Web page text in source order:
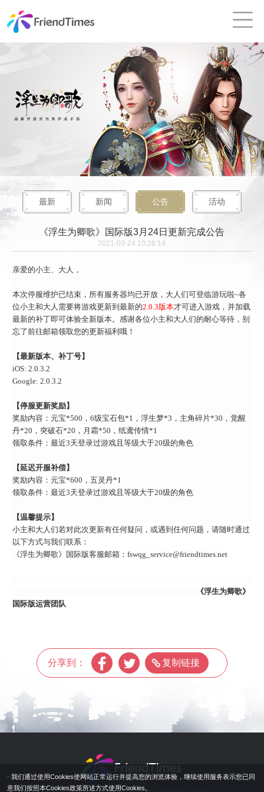
最新 新闻 公告 活动
《浮生为卿歌》国际版3月24日更新完成公告
2021-03-24 10:26:14
亲爱的小主、大人，
本次停服维护已结束，所有服务器均已开放，大人们可登临游玩啦~各
位小主和大人需要将游戏更新到最新的2.0.3版本才可进入游戏，并加载
最新的补丁即可体验全新版本。感谢各位小主和大人们的耐心等待，别
忘了前往邮箱领取您的更新福利哦！
【最新版本、补丁号】
iOS: 2.0.3.2
Google: 2.0.3.2
【停服更新奖励】
奖励内容：元宝*500，6级宝石包*1，浮生梦*3，主角碎片*30，觉醒
丹*20，突破石*20，月霜*50，纸鸢传情*1
领取条件：最近3天登录过游戏且等级大于20级的角色
【延迟开服补偿】
奖励内容： 元宝*600，五灵丹*1
领取条件：最近3天登录过游戏且等级大于20级的角色
【温馨提示】
小主和大人们若对此次更新有任何疑问，或遇到任何问题 ， 请随时通过
以下方式与我们联系：
《浮生为卿歌》国际版客服邮箱： fswqg_service@friendtimes.net
《浮生为卿歌》
国际版运营团队
分享到： 复制链接
· 我们通过使用Cookies使网站正常运行并提高您的浏览体验，继续使用服务表示您已同
意我们按照本Cookies政策所述方式使用Cookies。